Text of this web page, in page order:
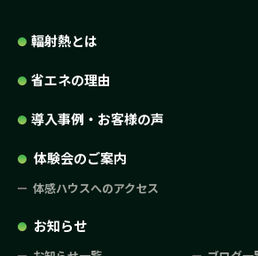
輻射熱とは
省エネの理由
導入事例・お客様の声
体験会のご案内
体感ハウスへのアクセス
お知らせ